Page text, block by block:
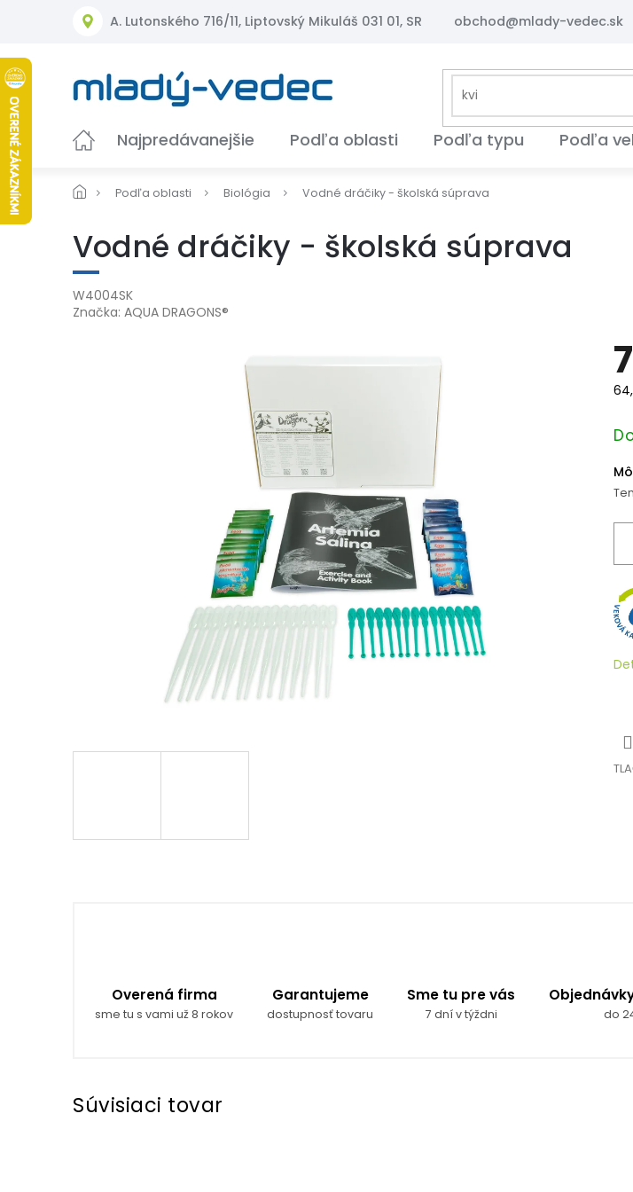
A. Lutonského 716/11, Liptovský Mikuláš 031 01, SR obchod@mlady-vedec.sk
Najpredávanejšie Podľa oblasti Podľa typu Podľa
Podľa oblasti Biológia Vodné dráčiky - školská súprava
Vodné dráčiky - školská súprava
W4004SK
Značka: AQUA DRAGONS®
Overená firma
sme tu s vami už 8 rokov
Garantujeme
dostupnosť tovaru
Sme tu pre vás
7 dní v týždni do
Súvisiaci tovar